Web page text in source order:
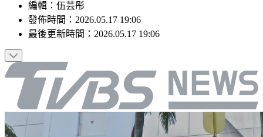
編輯 ： 伍芸彤
發佈時間： 2026.05.17 19:06
最後更新時間： 2026.05.17 19:06